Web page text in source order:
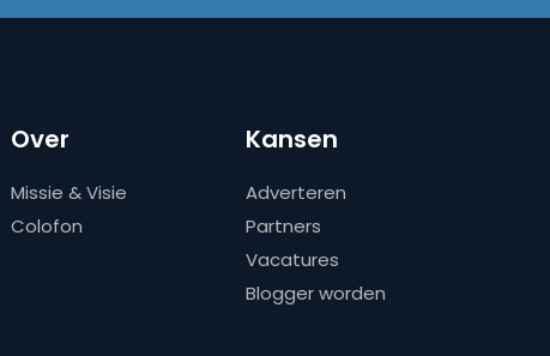
Over
Missie & Visie
Colofon
Kansen
Adverteren
Partners
Vacatures
Blogger worden